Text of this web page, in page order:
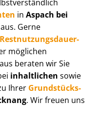
in Aspach bei
Gerne
Rest­nut­zungs­dau­er-
möglichen
beraten wir Sie
inhaltlichen sowie
Ihrer Grund­stücks­
. Wir freuen uns